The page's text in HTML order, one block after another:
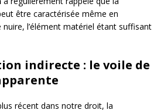
être caractérisée même en
nuire, l’élément matériel étant suffisant
indirecte : le voile de
récent dans notre droit, la